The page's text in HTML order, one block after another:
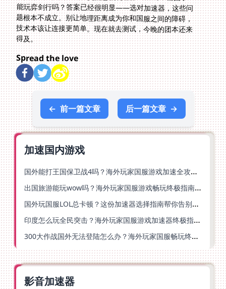
得及。
Spread the love
← 前一篇文章 后一篇文章 →
加速国内游戏
国外能打王国保卫战4吗？海外玩家国服游戏加速全攻略（附实测推荐）
出国旅游能玩wow吗？海外玩家国服游戏畅玩终极指南（附FF14激战2解决方案）
国外玩国服LOL总卡顿？这份加速器选择指南帮你告别延迟烦恼
印度怎么玩全民突击？海外玩家国服游戏加速器终极指南（附原神延迟优化+精灵之境加速器选择）
300大作战国外无法登陆怎么办？海外玩家国服畅玩终极指南（附实测推荐）
影音加速器